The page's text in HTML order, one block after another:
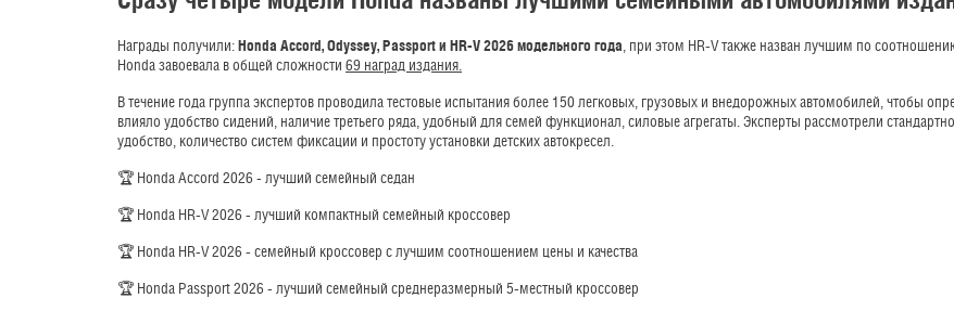
Награды получили:Honda Accord, Odyssey, Passport и HR-V 2026 модельного года , при этом HR-V также назван лучшим по
Honda завоевала в общей сложности 69 наград издания.
В течение года группа экспертов проводила тестовые испытания более 150 легковых, грузовых и внедорожных автомобилей, чтобы
влияло удобство сидений, наличие третьего ряда, удобный для семей функционал, силовые агрегаты. Эксперты рассмотрели
удобство, количество систем фиксации и простоту установки детских автокресел.
🏆 Honda Accord 2026 - лучший семейный седан
🏆 Honda HR-V 2026 - лучший компактный семейный кроссовер
🏆 Honda HR-V 2026 - семейный кроссовер с лучшим соотношением цены и качества
🏆 Honda Passport 2026 - лучший семейный среднеразмерный 5-местный кроссовер